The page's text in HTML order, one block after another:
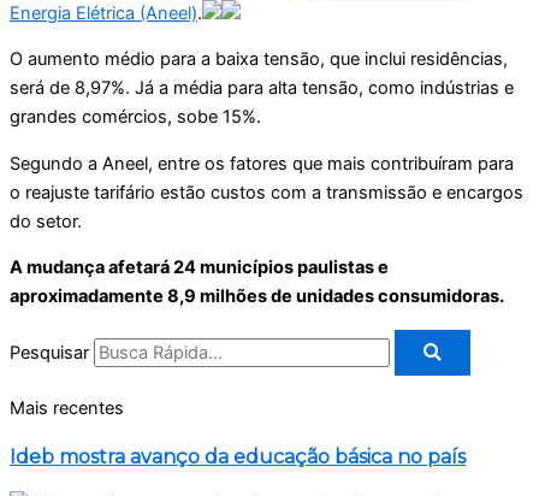
Energia Elétrica (Aneel).
O aumento médio para a baixa tensão, que inclui residências,
será de 8,97%. Já a média para alta tensão, como indústrias e
grandes comércios, sobe 15%.
Segundo a Aneel, entre os fatores que mais contribuíram para
o reajuste tarifário estão custos com a transmissão e encargos
do setor.
A mudança afetará 24 municípios paulistas e
aproximadamente 8,9 milhões de unidades consumidoras.
Pesquisar
Mais recentes
Ideb mostra avanço da educação básica no país